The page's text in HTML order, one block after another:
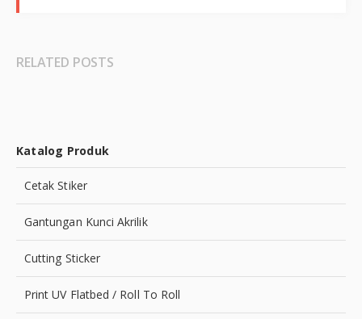
RELATED POSTS
Katalog Produk
Cetak Stiker
Gantungan Kunci Akrilik
Cutting Sticker
Print UV Flatbed / Roll To Roll